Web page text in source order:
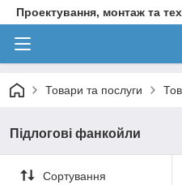
Проектування, монтаж та
Товари та послуги
Підлогові фанкойли
Сортування